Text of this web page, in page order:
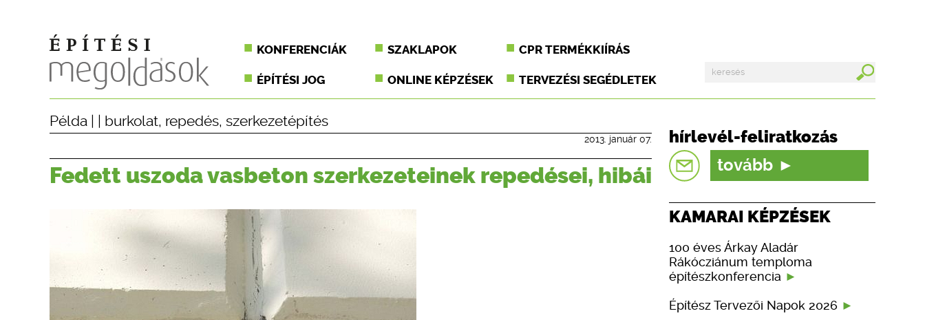
KONFERENCIÁK SZAKLAPOK CPR TERMÉKKIÍRÁS
ÉPÍTÉSI JOG ONLINE KÉPZÉSEK TERVEZÉSI SEGÉDLETEK
Példa burkolat, repedés, szerkezetépítés
2013. január 07.
Fedett uszoda vasbeton szerkezeteinek repedései, hibái
hírlevél-feliratkozás
tovább
KAMARAI KÉPZÉSEK
100 éves Árkay Aladár
Rákócziánum temploma
építészkonferencia
Építész Tervezői Napok 2026